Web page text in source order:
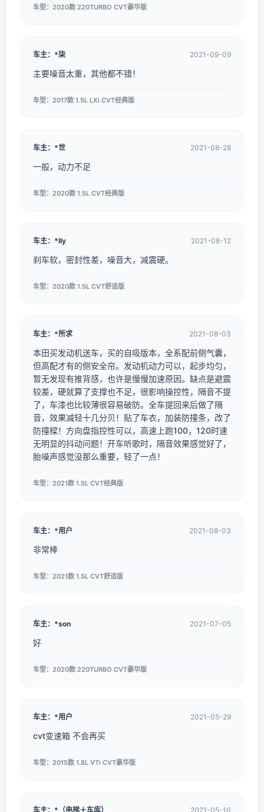
车型：2020款 220TURBO CVT豪华版
车主：*柒 2021-09-09
主要噪音太重，其他都不错！
车型：2017款 1.5L LXi CVT经典版
车主：*世 2021-08-28
一般，动力不足
车型：2020款 1.5L CVT经典版
车主：*lly 2021-08-12
刹车软，密封性差，噪音大，减震硬。
车型：2020款 1.5L CVT舒适版
车主：*所求 2021-08-03
本田买发动机送车，买的自吸版本，全系配前侧气囊，
但高配才有的侧安全帘。发动机动力可以，起步均匀，
暂无发现有推背感，也许是慢慢加速原因。缺点是避震
较差，硬就算了支撑也不足，很影响操控性，隔音不提
了，车漆也比较薄很容易破防。全车提回来后做了隔
音，效果减轻十几分贝！贴了车衣，加装防撞条，改了
防撞樑！方向盘指控性可以，高速上跑100，120时速
无明显的抖动问题！开车听歌时，隔音效果感觉好了，
胎噪声感觉没那么重要，轻了一点！
车型：2021款 1.5L CVT经典版
车主：*用户 2021-08-03
非常棒
车型：2021款 1.5L CVT舒适版
车主：*son 2021-07-05
好
车型：2020款 220TURBO CVT豪华版
车主：*用户 2021-05-29
cvt变速箱 不会再买
车型：2015款 1.8L VTi CVT豪华版
车主：*（电梯＋车库） 2021-05-10